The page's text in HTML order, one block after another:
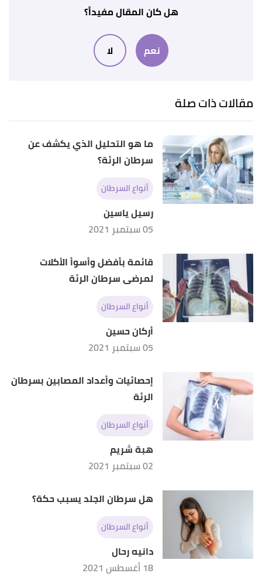
Retrieved 7/6/2021. Edited.
NHS, 15/8/2019,
Retrieved 7/6/2021. Edited.
↑
Rachel Nall (4/2/2021),"What to know about lung
cancer"
Medical News Today
, Retrieved 7/6/2021.
Edited.
^أبتثج "How Is Lung Cancer Diagnosed and
Treated?",Centers for Disease Control and
, 22/9/2020, Retrieved 7/6/2021. Edited.
،hopkinsmedicine
اطّلع عليه بتاريخ 8/7/2021. Edited.
هل كان المقال مفيداً؟
نعم لا
مقالات ذات صلة
ما هو التحليل الذي يكشف عن
سرطان الرئة؟
أنواع السرطان
رسيل ياسين
05 سبتمبر 2021
قائمة بأفضل وأسوأ الأكلات
لمرضى سرطان الرئة
أنواع السرطان
أركان حسين
05 سبتمبر 2021
إحصائيات وأعداد المصابين بسرطان
الرئة
أنواع السرطان
هبة شريم
02 سبتمبر 2021
هل سرطان الجلد يسبب حكة؟
أنواع السرطان
دانيه رحال
18 أغسطس 2021